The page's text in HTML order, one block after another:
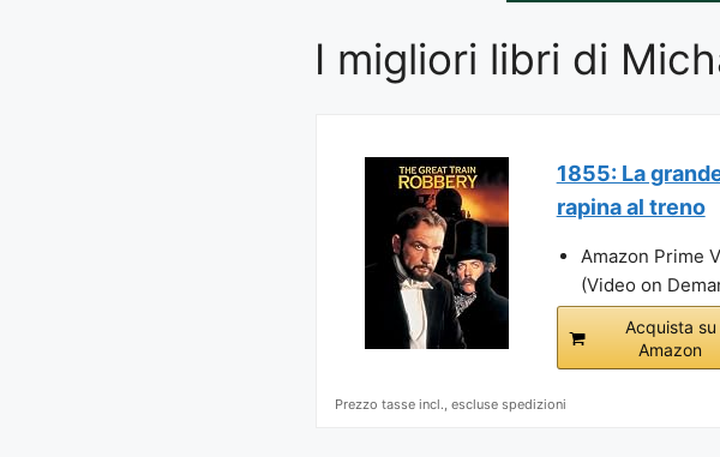
I migliori libri di
1855: La
rapina al treno
Amazon Prime
(Video on
Acquista su
Amazon
Prezzo tasse incl., escluse spedizioni